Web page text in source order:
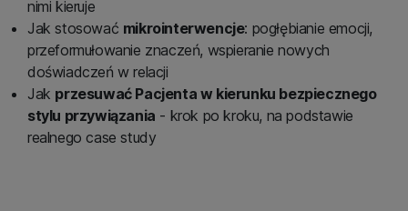
nimi kieruje
Jak stosować mikrointerwencje: pogłębianie emocji,
przeformułowanie znaczeń, wspieranie nowych
doświadczeń w relacji
Jak przesuwać Pacjenta w kierunku bezpiecznego
stylu przywiązania - krok po kroku, na podstawie
realnego case study